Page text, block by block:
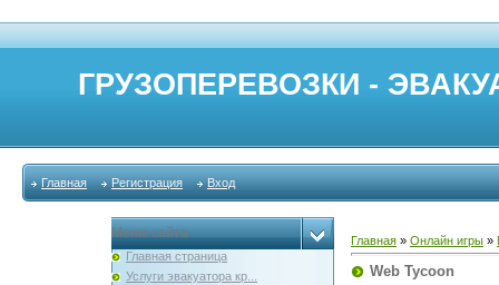
ГРУЗОПЕРЕВОЗКИ -
Главная Регистрация Вход
Меню сайта
Главная страница
Услуги эвакуатора кр...
Главная » Онлайн игры »
Web Tycoon